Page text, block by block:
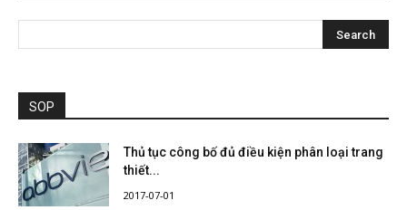
SOP
Thủ tục công bố đủ điều kiện phân loại trang
thiết...
2017-07-01